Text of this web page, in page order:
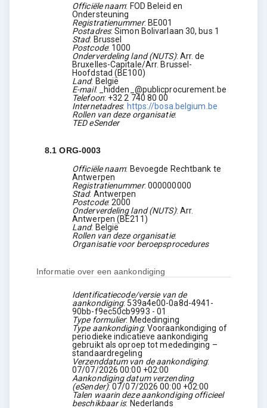
Officiële naam: FOD Beleid en
Ondersteuning
Registratienummer: BE001
Postadres:Simon Bolivarlaan 30, bus 1
Stad: Brussel
Postcode: 1000
Onderverdeling land (NUTS): Arr. de
Bruxelles-Capitale/Arr. Brussel-
Hoofdstad (BE100)
Land: België
E-mail:
_hidden_@publicprocurement.be
Telefoon: +32 2 740 80 00
Internetadres: https://bosa.belgium.be
Rollen van deze organisatie:
TED eSender
8.1ORG-0003
Officiële naam: Bevoegde Rechtbank te
Antwerpen
Registratienummer: 000000000
Stad: Antwerpen
Postcode:2000
Onderverdeling land (NUTS): Arr.
Antwerpen (BE211)
Land: België
Rollen van deze organisatie:
Organisatie voor beroepsprocedures
Informatie over een aankondiging
Identificatiecode/versie van de
aankondiging: 539a4e00-0a8d-4941-
90bb-f9ec50cb9993 -01
Type formulier: Mededinging
Type aankondiging: Vooraankondiging of
periodieke indicatieve aankondiging
gebruikt als oproep tot mededinging –
standaardregeling
Verzenddatum van de aankondiging:
07/07/2026 00:00 +02:00
Aankondiging datum verzending
(eSender):07/07/2026 00:00 +02:00
Talen waarin deze aankondiging officieel
beschikbaar is: Nederlands